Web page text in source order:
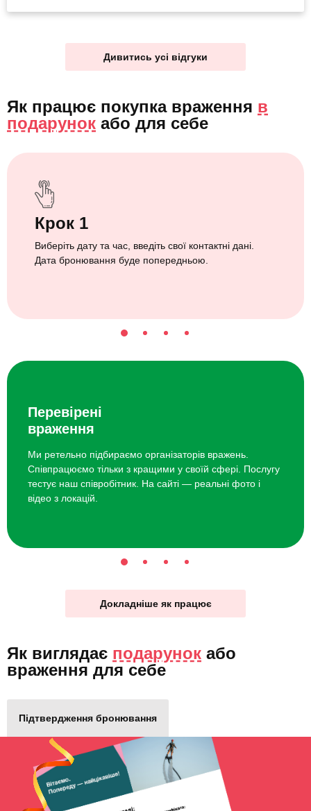
Дивитись усі відгуки
Як працює покупка враження в
подарунок або для себе
Крок 1
Виберіть дату та час, введіть свої контактні дані.
Дата бронювання буде попередньою.
Перевірені
враження
Ми ретельно підбираємо організаторів вражень.
Співпрацюємо тільки з кращими у своїй сфері. Послугу
тестує наш співробітник. На сайті — реальні фото і
відео з локацій.
Докладніше як працює
Як виглядає подарунок або
враження для себе
Підтвердження бронювання